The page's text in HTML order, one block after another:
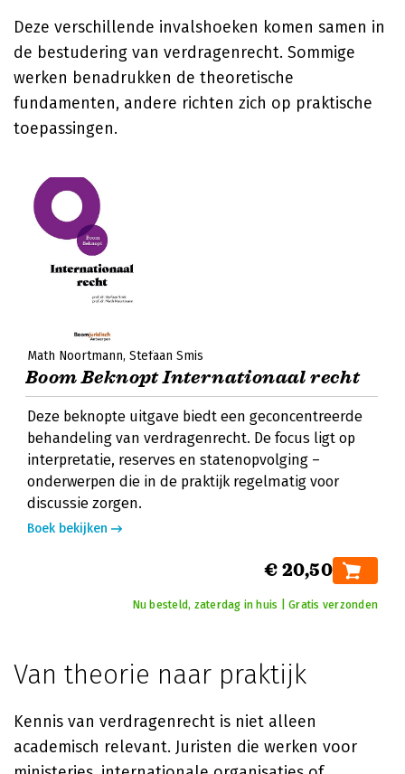
Deze verschillende invalshoeken komen samen in
de bestudering van verdragenrecht. Sommige
werken benadrukken de theoretische
fundamenten, andere richten zich op praktische
toepassingen.
Math Noortmann Stefaan Smis
Boom Beknopt Internationaal recht
Deze beknopte uitgave biedt een geconcentreerde
behandeling van verdragenrecht. De focus ligt op
interpretatie, reserves en statenopvolging –
onderwerpen die in de praktijk regelmatig voor
discussie zorgen.
Boek bekijken
€ 20,50
Nu besteld, zaterdag in huis | Gratis verzonden
Van theorie naar praktijk
Kennis van verdragenrecht is niet alleen
academisch relevant. Juristen die werken voor